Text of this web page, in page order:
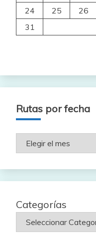
24
25 26
31
Rutas por fecha
Rutas
por
Categorías